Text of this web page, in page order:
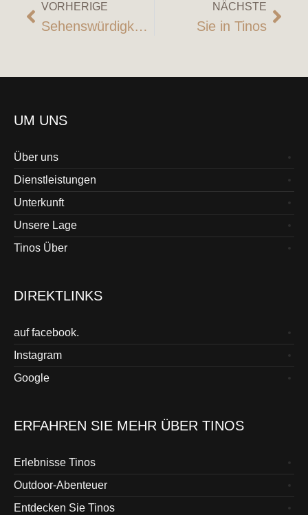
VORHERIGE
Sehenswürdigkeiten von Tinos
NÄCHSTE
Sie in Tinos
UM UNS
Über uns
Dienstleistungen
Unterkunft
Unsere Lage
Tinos Über
DIREKTLINKS
auf facebook.
Instagram
Google
ERFAHREN SIE MEHR ÜBER TINOS
Erlebnisse Tinos
Outdoor-Abenteuer
Entdecken Sie Tinos